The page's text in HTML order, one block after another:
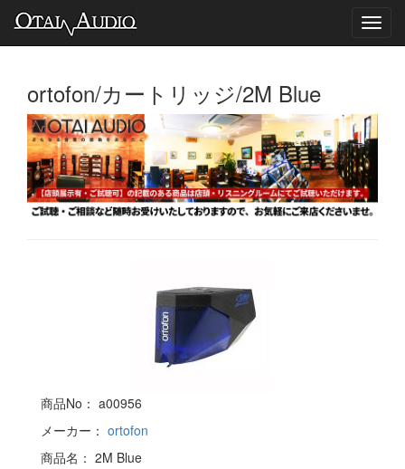
ortofon/カートリッジ/2M Blue
商品No： a00956
メーカー： ortofon
商品名： 2M Blue